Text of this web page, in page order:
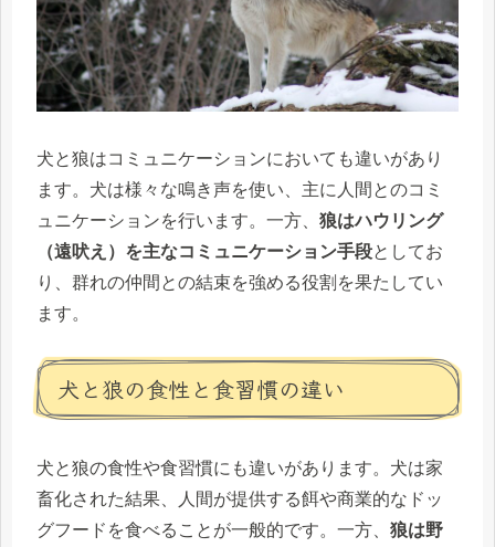
犬と狼はコミュニケーションにおいても違いがあり
ます。犬は様々な鳴き声を使い、主に人間とのコミ
ュニケーションを行います。一方、 狼はハウリング
（遠吠え）を主なコミュニケーション手段としてお
り、群れの仲間との結束を強める役割を果たしてい
ます。
犬と狼の食性と食習慣の違い
犬と狼の食性や食習慣にも違いがあります。犬は家
畜化された結果、人間が提供する餌や商業的なドッ
グフードを食べることが一般的です。一方、 狼は野